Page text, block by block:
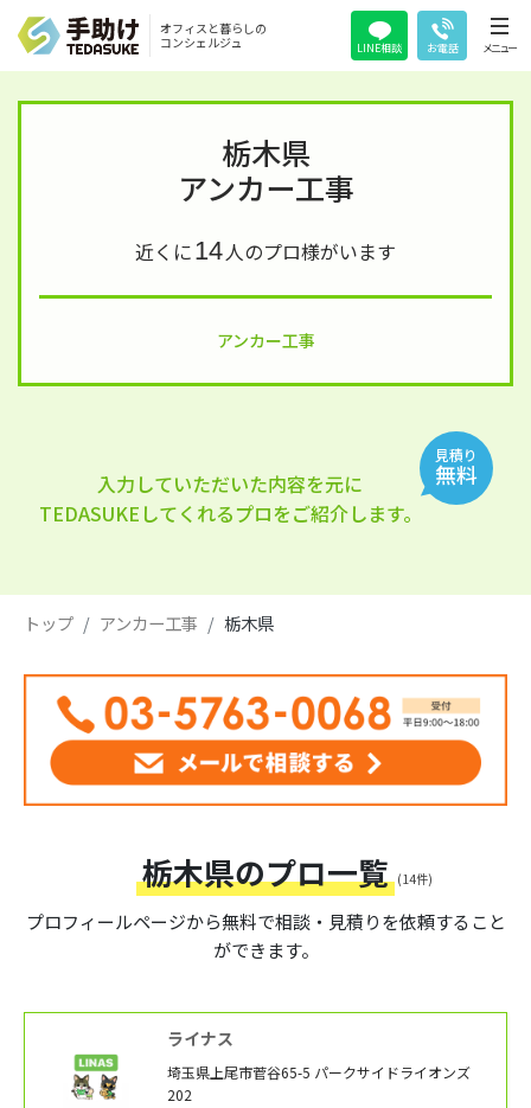
オフィスと暮らしの
コンシェルジュ
LINE相談 お電話 メニュー
栃木県
アンカー工事
近くに14人のプロ様がいます
アンカー工事
見積り
無料
入力していただいた内容を元に
TEDASUKEしてくれるプロをご紹介します。
トップ アンカー工事 栃木県
栃木県のプロ一覧 (14件)
プロフィールページから無料で相談・見積りを依頼すること
ができます。
ライナス
埼玉県上尾市菅谷65-5 パークサイドライオンズ
202